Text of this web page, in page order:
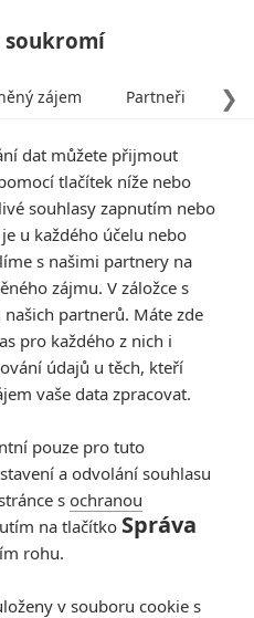
chirurg
hororu
, 17.01.2026 21:23
soukromí
❯
zájem Partneři
dat můžete přijmout
tlačítek níže nebo
souhlasy zapnutím nebo
u každého účelu nebo
s našimi partnery na
zájmu. V záložce s
partnerů. Máte zde
pro každého z nich i
údajů u těch, kteří
vaše data zpracovat.
pouze pro tuto
a odvolání souhlasu
sochranou
na tlačítko Správa
rohu.
v souboru cookie s